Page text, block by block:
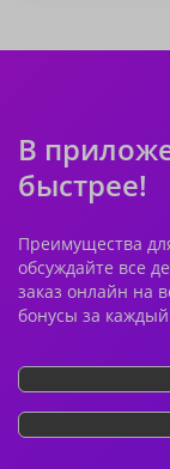
В
быстрее!
Преимущества
обсуждайте все
заказ онлайн на
бонусы за каждый